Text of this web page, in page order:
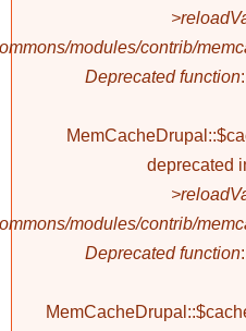
modules/contrib/
Deprecated function
deprecated
modules/contrib/
Deprecated function